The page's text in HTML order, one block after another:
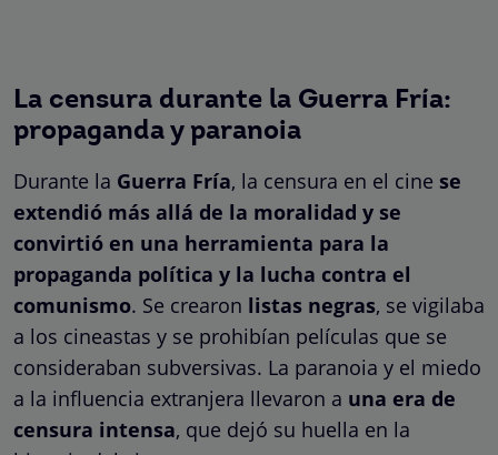
La censura durante la Guerra Fría:
propaganda y paranoia
Durante la Guerra Fría, la censura en el cine se
extendió más allá de la moralidad y se
convirtió en una herramienta para la
propaganda política y la lucha contra el
comunismo. Se crearon listas negras, se vigilaba
a los cineastas y se prohibían películas que se
consideraban subversivas. La paranoia y el miedo
a la influencia extranjera llevaron a una era de
censura intensa, que dejó su huella en la